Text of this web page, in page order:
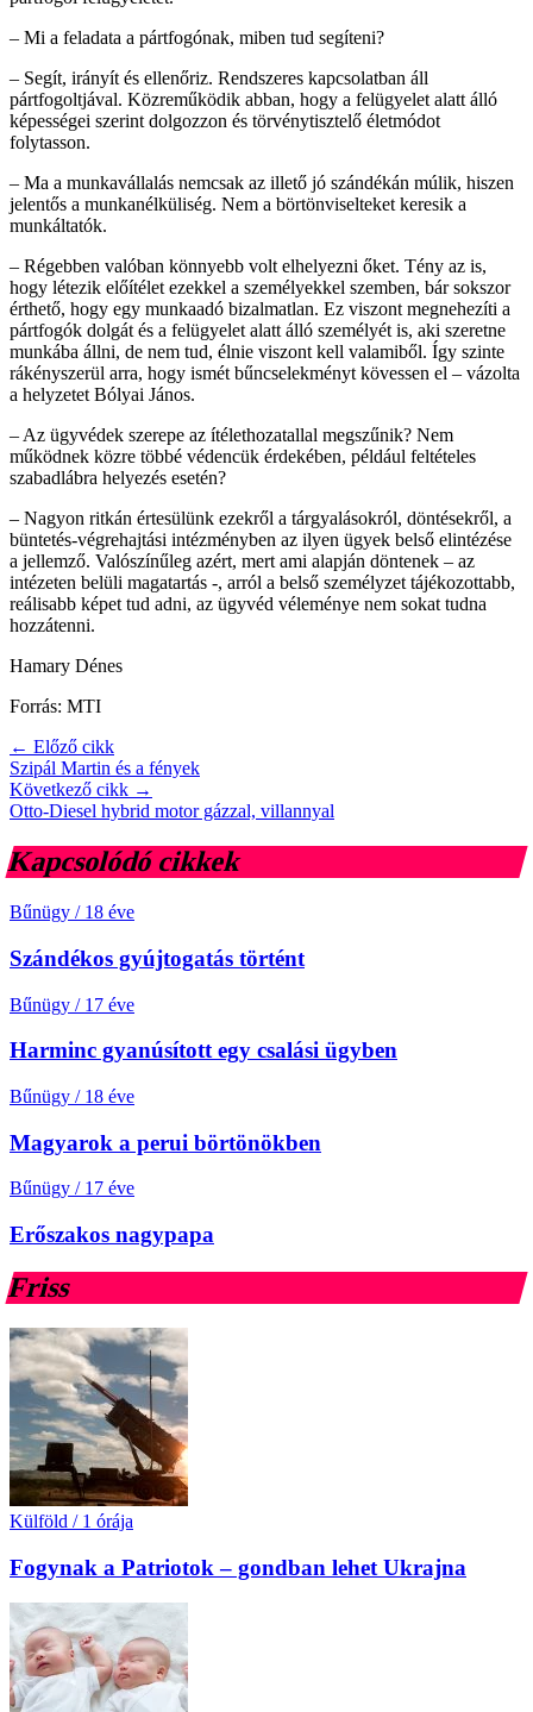
– Mi a feladata a pártfogónak, miben tud segíteni?
– Segít, irányít és ellenőriz. Rendszeres kapcsolatban áll
pártfogoltjával. Közreműködik abban, hogy a felügyelet alatt álló
képességei szerint dolgozzon és törvénytisztelő életmódot
folytasson.
– Ma a munkavállalás nemcsak az illető jó szándékán múlik, hiszen
jelentős a munkanélküliség. Nem a börtönviselteket keresik a
munkáltatók.
– Régebben valóban könnyebb volt elhelyezni őket. Tény az is,
hogy létezik előítélet ezekkel a személyekkel szemben, bár sokszor
érthető, hogy egy munkaadó bizalmatlan. Ez viszont megnehezíti a
pártfogók dolgát és a felügyelet alatt álló személyét is, aki szeretne
munkába állni, de nem tud, élnie viszont kell valamiből. Így szinte
rákényszerül arra, hogy ismét bűncselekményt kövessen el – vázolta
a helyzetet Bólyai János.
– Az ügyvédek szerepe az ítélethozatallal megszűnik? Nem
működnek közre többé védencük érdekében, például feltételes
szabadlábra helyezés esetén?
– Nagyon ritkán értesülünk ezekről a tárgyalásokról, döntésekről, a
büntetés-végrehajtási intézményben az ilyen ügyek belső elintézése
a jellemző. Valószínűleg azért, mert ami alapján döntenek – az
intézeten belüli magatartás -, arról a belső személyzet tájékozottabb,
reálisabb képet tud adni, az ügyvéd véleménye nem sokat tudna
hozzátenni.
Hamary Dénes
Forrás: MTI
← Előző cikk
Szipál Martin és a fények
Következő cikk →
Otto-Diesel hybrid motor gázzal, villannyal
Kapcsolódó cikkek
Bűnügy / 18 éve
Szándékos gyújtogatás történt
Bűnügy / 17 éve
Harminc gyanúsított egy csalási ügyben
Bűnügy / 18 éve
Magyarok a perui börtönökben
Bűnügy / 17 éve
Erőszakos nagypapa
Friss
Külföld / 1 órája
Fogynak a Patriotok – gondban lehet Ukrajna